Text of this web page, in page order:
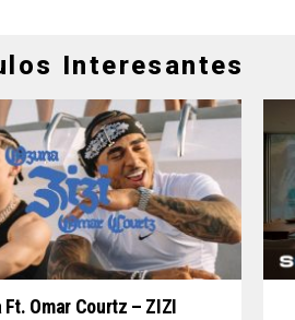
Interesantes
Ft. Omar Courtz – ZIZI